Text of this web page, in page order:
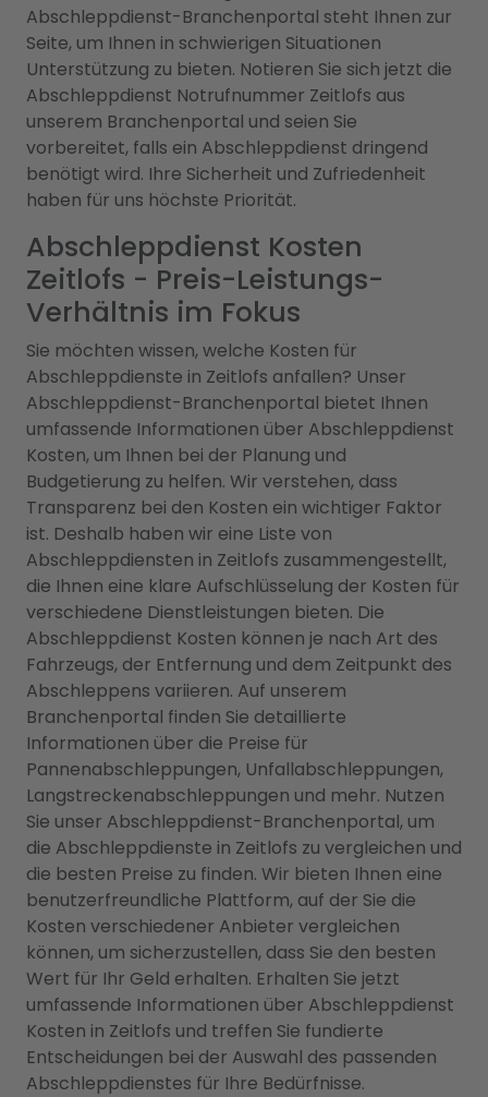
Abschleppdienst-Branchenportal steht Ihnen zur
Seite, um Ihnen in schwierigen Situationen
Unterstützung zu bieten. Notieren Sie sich jetzt die
Abschleppdienst Notrufnummer Zeitlofs aus
unserem Branchenportal und seien Sie
vorbereitet, falls ein Abschleppdienst dringend
benötigt wird. Ihre Sicherheit und Zufriedenheit
haben für uns höchste Priorität.
Abschleppdienst Kosten
Zeitlofs - Preis-Leistungs-
Verhältnis im Fokus
Sie möchten wissen, welche Kosten für
Abschleppdienste in Zeitlofs anfallen? Unser
Abschleppdienst-Branchenportal bietet Ihnen
umfassende Informationen über Abschleppdienst
Kosten, um Ihnen bei der Planung und
Budgetierung zu helfen. Wir verstehen, dass
Transparenz bei den Kosten ein wichtiger Faktor
ist. Deshalb haben wir eine Liste von
Abschleppdiensten in Zeitlofs zusammengestellt,
die Ihnen eine klare Aufschlüsselung der Kosten für
verschiedene Dienstleistungen bieten. Die
Abschleppdienst Kosten können je nach Art des
Fahrzeugs, der Entfernung und dem Zeitpunkt des
Abschleppens variieren. Auf unserem
Branchenportal finden Sie detaillierte
Informationen über die Preise für
Pannenabschleppungen, Unfallabschleppungen,
Langstreckenabschleppungen und mehr. Nutzen
Sie unser Abschleppdienst-Branchenportal, um
die Abschleppdienste in Zeitlofs zu vergleichen und
die besten Preise zu finden. Wir bieten Ihnen eine
benutzerfreundliche Plattform, auf der Sie die
Kosten verschiedener Anbieter vergleichen
können, um sicherzustellen, dass Sie den besten
Wert für Ihr Geld erhalten. Erhalten Sie jetzt
umfassende Informationen über Abschleppdienst
Kosten in Zeitlofs und treffen Sie fundierte
Entscheidungen bei der Auswahl des passenden
Abschleppdienstes für Ihre Bedürfnisse.